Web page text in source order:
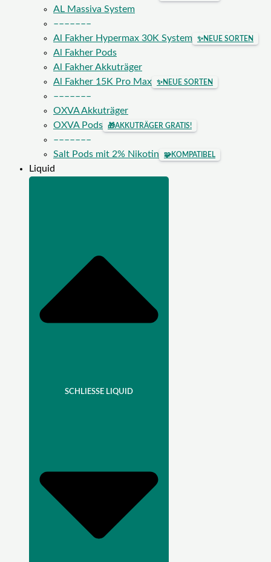
AL Massiva System
–––––––
Al Fakher Hypermax 30K System
✨NEUE SORTEN
Al Fakher Pods
Al Fakher Akkuträger
Al Fakher 15K Pro Max
✨NEUE SORTEN
–––––––
OXVA Akkuträger
OXVA Pods
🎁AKKUTRÄGER GRATIS!
–––––––
Salt Pods mit 2% Nikotin
🧩KOMPATIBEL
Liquid
SCHLIESSE LIQUID